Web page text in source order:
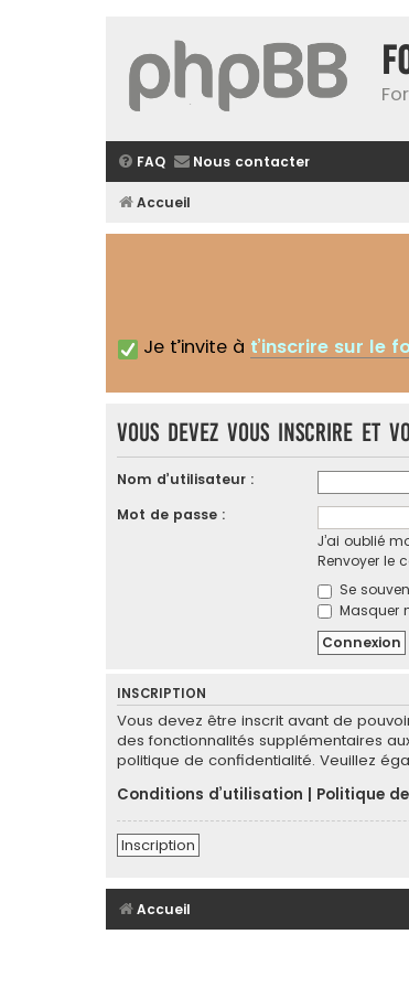
FAQ Nous contacter
Accueil
Je t’invite à t’inscrire sur le
Vous devez vous inscrire et
Nom d’utilisateur :
Mot de passe :
J’ai oublié
Renvoyer le
Se
Masquer
INSCRIPTION
Vous devez être inscrit avant de
des fonctionnalités supplémentaires
politique de confidentialité. Veuillez
Conditions d’utilisation
Politique
Inscription
Accueil